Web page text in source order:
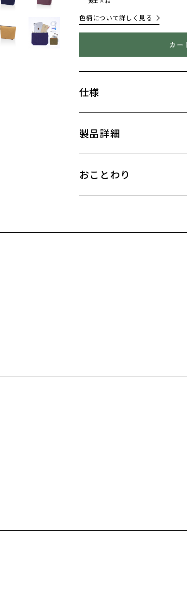
色柄について詳しく見る
仕様
製品詳細
おことわり
注文の上限を超えました
のお客様はお電話にてお問い合わせく